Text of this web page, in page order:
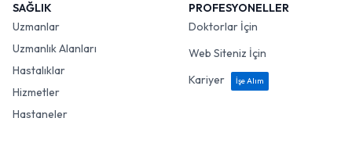
SAĞLIK
Uzmanlar
Uzmanlık Alanları
Hastalıklar
Hizmetler
Hastaneler
PROFESYONELLER
Doktorlar İçin
Web Siteniz İçin
Kariyer
İşe Alım